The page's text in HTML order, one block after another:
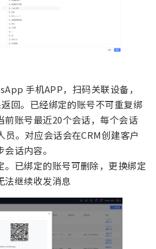
手机APP，扫码关联设备，
回。已经绑定的账号不可重复绑
前账号最近20个会话，每个会话
员。对应会话会在CRM创建客户
话内容。
。已绑定的账号可删除，更换绑定
法继续收发消息